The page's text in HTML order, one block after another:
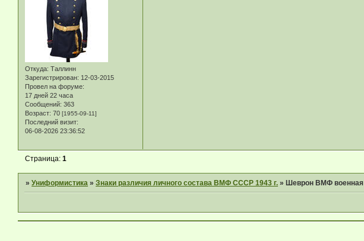
Откуда: Таллинн
Зарегистрирован: 12-03-2015
Провел на форуме:
17 дней 22 часа
Сообщений: 363
Возраст: 70 [1955-09-11]
Последний визит:
06-08-2026 23:36:52
Страница:1
»Униформистика »Знаки различия личного состава ВМФ СССР 1943 г. » Шеврон ВМФ военная